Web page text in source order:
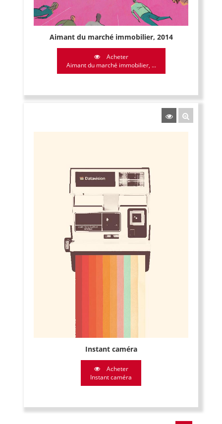
Aimant du marché immobilier, 2014
Acheter
Aimant du marché immobilier, ...
Instant caméra
Acheter
Instant caméra